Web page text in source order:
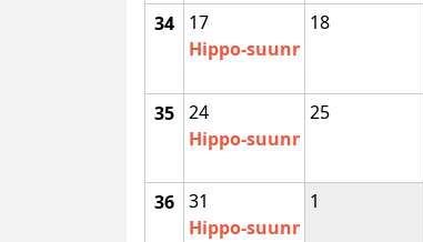
34
17
Hippo-suunnistuskoulu
18
35 24
Hippo-suunnistuskoulu
25
36 31
Hippo-suunnistuskoulu
1